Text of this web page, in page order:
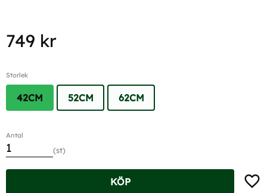
749 kr
Storlek
42CM 52CM 62CM
Antal
st
KÖP